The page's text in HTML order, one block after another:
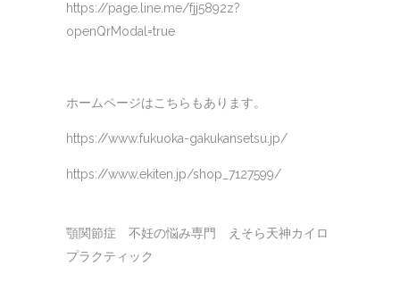
https://page.line.me/fjj5892z?
openQrModal=true
ホームページはこちらもあります。
https://www.fukuoka-gakukansetsu.jp/
https://www.ekiten.jp/shop_7127599/
顎関節症 不妊の悩み専門 えそら天神カイロ
プラクティック